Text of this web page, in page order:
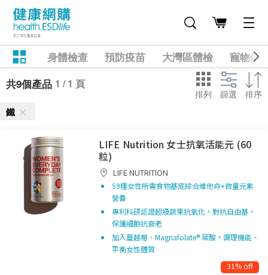
身體檢查 預防疫苗 大灣區體檢
寵物健
共9個產品 1 / 1 頁
排列 篩選 排序
鐵
LIFE Nutrition 女士抗氧活能元 (60
粒)
LIFE NUTRITION
59種女性所需食物基底綜合維他命+微量元素
營養
專利科研認證超級蔬果抗氧化，對抗自由基，
保護細胞抗衰老​
加入蔓越莓、Magnafolate® 葉酸，調理機能、
平衡女性體質​
31% off